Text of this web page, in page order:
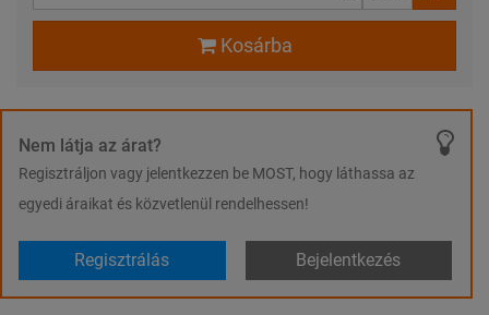
Kosárba
Nem látja az árat?
Regisztráljon vagy jelentkezzen be MOST, hogy láthassa az
egyedi áraikat és közvetlenül rendelhessen!
Regisztrálás Bejelentkezés